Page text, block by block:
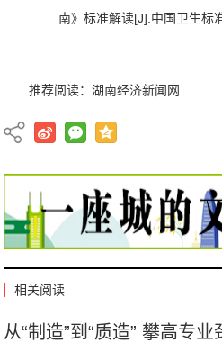
南》标准解读[J].中国卫生标
推荐阅读：湖南经济新闻网
相关阅读
从“制造”到“质造” 攀高专